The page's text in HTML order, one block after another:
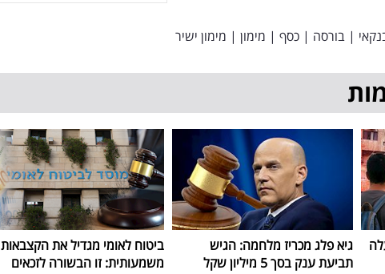
| בורסה | כסף | מימון | מימון ישיר
גיא פלג מכריז מלחמה: הגיש
תביעת ענק בסך 5 מיליון שקל
ביטוח לאומי מגדיל את הקצבאות
משמעותית: זו הבשורה לזכאים